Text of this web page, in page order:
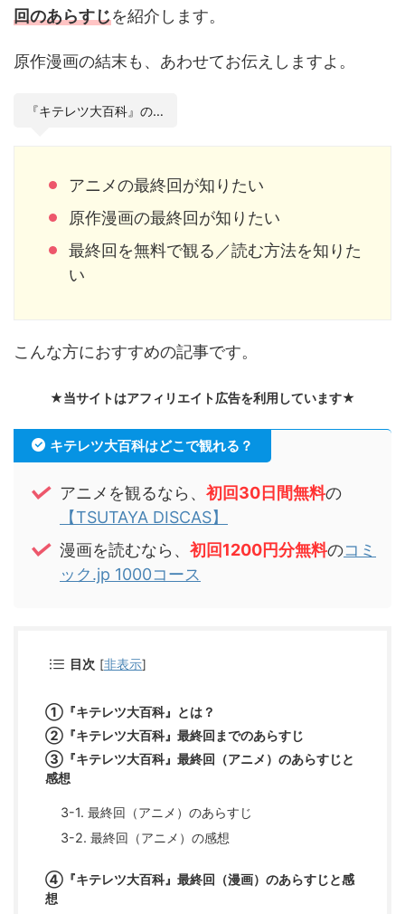
回のあらすじを紹介します。
原作漫画の結末も、あわせてお伝えしますよ。
『キテレツ大百科』の…
アニメの最終回が知りたい
原作漫画の最終回が知りたい
最終回を無料で観る／読む方法を知りた
い
こんな方におすすめの記事です。
★当サイトはアフィリエイト広告を利用しています★
キテレツ大百科はどこで観れる？
アニメを観るなら、 初回30日間無料の
【TSUTAYA DISCAS】
漫画を読むなら、 初回1200円分無料のコミ
ック.jp 1000コース
目次 [非表示]
①『キテレツ大百科』とは？
②『キテレツ大百科』最終回までのあらすじ
③『キテレツ大百科』最終回（アニメ）のあらすじと
感想
3-1. 最終回（アニメ）のあらすじ
3-2. 最終回（アニメ）の感想
④『キテレツ大百科』最終回（漫画）のあらすじと感
想